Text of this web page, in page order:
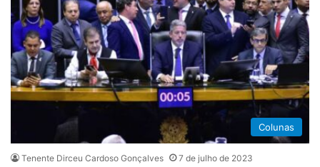
Colunas
Tenente Dirceu Cardoso Gonçalves 7 de julho de 2023